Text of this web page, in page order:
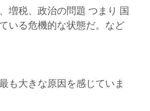
増税、政治の問題 つまり 国
いる危機的な状態だ。など
も大きな原因を感じていま